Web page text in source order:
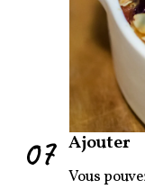
07 Ajouter
Vous